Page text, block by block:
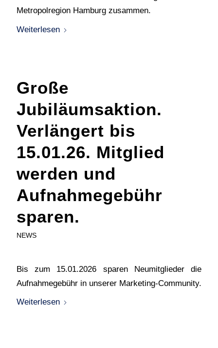
Metropolregion Hamburg zusammen.
Weiterlesen
Große
Jubiläumsaktion.
Verlängert bis
15.01.26. Mitglied
werden und
Aufnahmegebühr
sparen.
NEWS
Bis zum 15.01.2026 sparen Neumitglieder die
Aufnahmegebühr in unserer Marketing-Community.
Weiterlesen